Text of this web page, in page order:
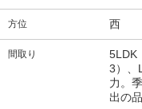
方位 西
間取り
5LDK
3）、
力。
出の